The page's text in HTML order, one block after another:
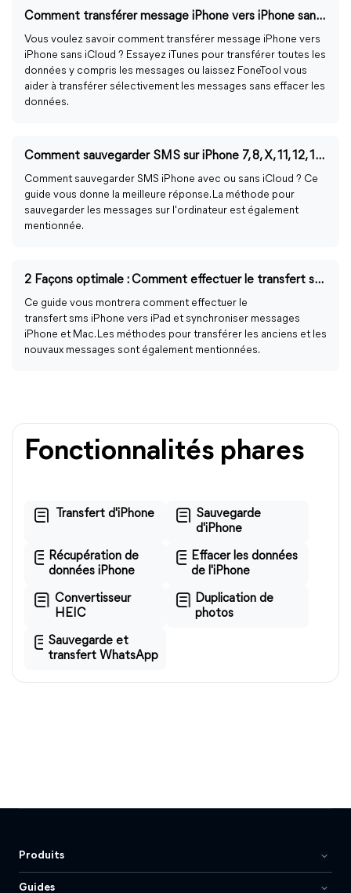
Comment transférer message iPhone vers iPhone sans iCloud
Vous voulez savoir comment transférer message iPhone vers
iPhone sans iCloud ? Essayez iTunes pour transférer toutes les
données y compris les messages ou laissez FoneTool vous
aider à transférer sélectivement les messages sans effacer les
données.
Comment sauvegarder SMS sur iPhone 7, 8, X, 11, 12, 13, 14
Comment sauvegarder SMS iPhone avec ou sans iCloud ? Ce
guide vous donne la meilleure réponse. La méthode pour
sauvegarder les messages sur l'ordinateur est également
mentionnée.
2 Façons optimale : Comment effectuer le transfert sms iPhone vers iPad
Ce guide vous montrera comment effectuer le
transfert sms iPhone vers iPad et synchroniser messages
iPhone et Mac. Les méthodes pour transférer les anciens et les
nouvaux messages sont également mentionnées.
Fonctionnalités phares
Transfert d'iPhone
Sauvegarde
d'iPhone
Récupération de
données iPhone
Effacer les données
de l'iPhone
Convertisseur
HEIC
Duplication de
photos
Sauvegarde et
transfert WhatsApp
Produits
Guides